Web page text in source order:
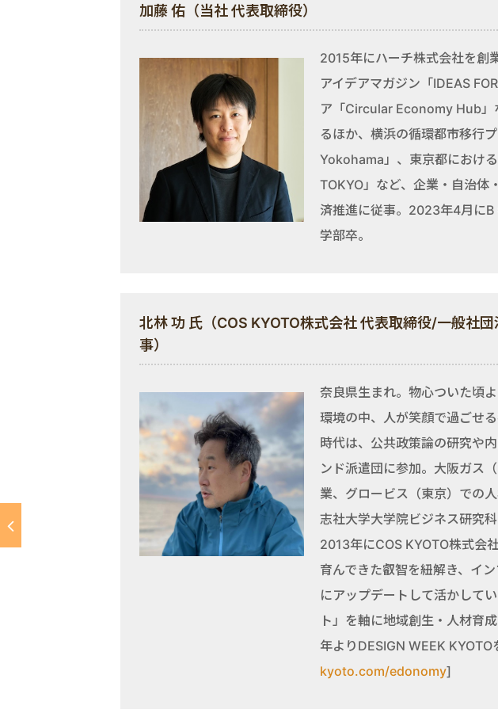
加藤 佑（当社 代表取締役）
2015年にハーチ株式会社を創
アイデアマガジン「IDEAS
ア「Circular Economy Hub」
るほか、横浜の循環都市移行
Yokohama」、東京都におけ
TOKYO」など、企業・自治体
済推進に従事。2023年4月に
学部卒。
北林 功 氏（COS KYOTO株式会社 代表取締役/一般社
事）
奈良県生まれ。物心ついた頃
環境の中、人が笑顔で過ごせ
時代は、公共政策論の研究や
ンド派遣団に参加。大阪ガス
業、グロービス（東京）での
志社大学大学院ビジネス研究
2013年にCOS KYOTO株式会
育んできた叡智を紐解き、イ
にアップデートして活かして
ト」を軸に地域創生・人材育
年よりDESIGN WEEK KYOTO
kyoto.com/edonomy]